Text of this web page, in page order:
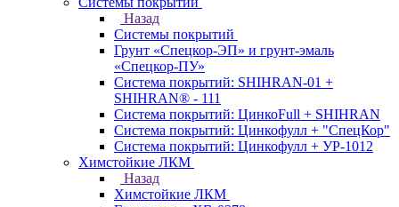
Назад
Системы покрытий
Грунт «Спецкор-ЭП» и грунт-эмаль
«Спецкор-ПУ»
Система покрытий: SHIHRAN-01 +
SHIHRAN® - 111
Система покрытий: ЦинкоFull + SHIHRAN
Система покрытий: Цинкофулл + "СпецКор"
Система покрытий: Цинкофулл + УР-1012
Химстойкие ЛКМ
Назад
Химстойкие ЛКМ